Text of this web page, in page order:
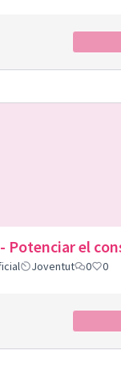
Potenciar el
Joventut 0 0